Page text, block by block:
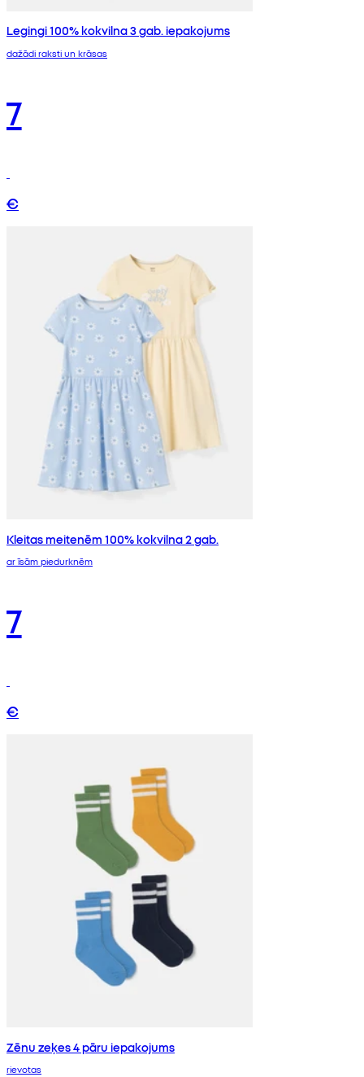
Legingi 100% kokvilna 3 gab. iepakojums
dažādi raksti un krāsas
7
€
Kleitas meitenēm 100% kokvilna 2 gab.
ar īsām piedurknēm
7
€
Zēnu zeķes 4 pāru iepakojums
rievotas